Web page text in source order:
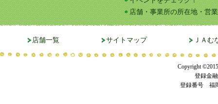
店舗・事業所の所在地・営
店舗一覧 サイトマップ ＪＡ
Copyright
登録金
登録番号 福